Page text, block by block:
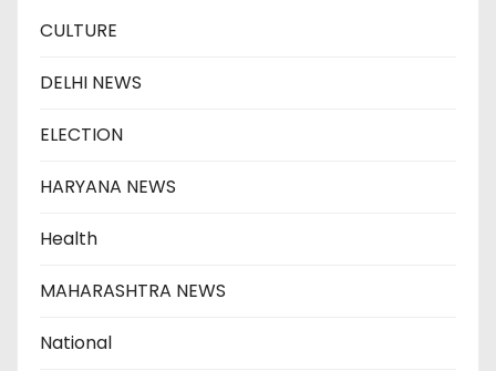
CULTURE
DELHI NEWS
ELECTION
HARYANA NEWS
Health
MAHARASHTRA NEWS
National